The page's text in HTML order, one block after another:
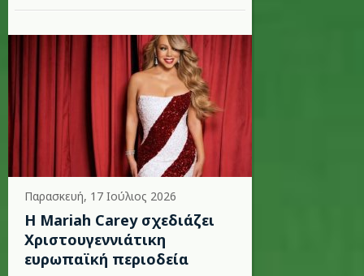
Παρασκευή, 17 Ιούλιος 2026
Η Mariah Carey σχεδιάζει
Χριστουγεννιάτικη
ευρωπαϊκή περιοδεία